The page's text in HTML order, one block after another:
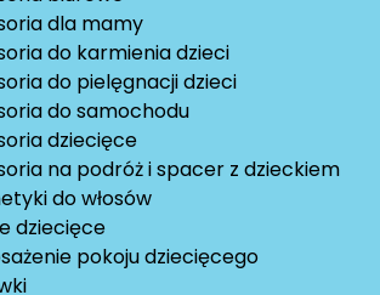
dla mamy
do karmienia dzieci
do pielęgnacji dzieci
do samochodu
dziecięce
na podróż i spacer z dzieckiem
do włosów
dziecięce
pokoju dziecięcego